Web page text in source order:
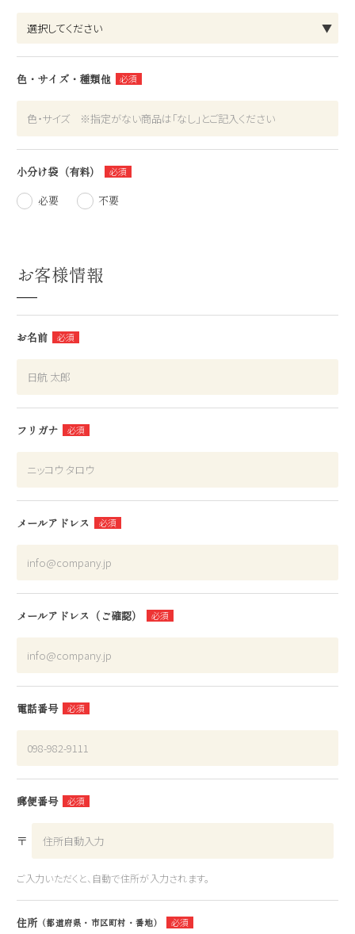
色・サイズ・種類他
小分け袋（有料）
必要
不要
お客様情報
お名前
フリガナ
メールアドレス
メールアドレス（ご確認）
電話番号
郵便番号
〒
ご入力いただくと、自動で住所が入力されます。
住所 （都道府県・市区町村・番地）